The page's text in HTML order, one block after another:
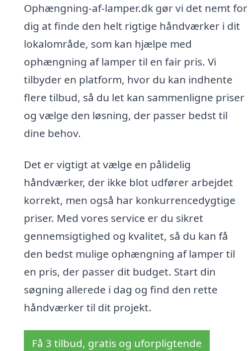
Ophængning-af-lamper.dk gør vi det nemt for
dig at finde den helt rigtige håndværker i dit
lokalområde, som kan hjælpe med
ophængning af lamper til en fair pris. Vi
tilbyder en platform, hvor du kan indhente
flere tilbud, så du let kan sammenligne priser
og vælge den løsning, der passer bedst til
dine behov.
Det er vigtigt at vælge en pålidelig
håndværker, der ikke blot udfører arbejdet
korrekt, men også har konkurrencedygtige
priser. Med vores service er du sikret
gennemsigtighed og kvalitet, så du kan få
den bedst mulige ophængning af lamper til
en pris, der passer dit budget. Start din
søgning allerede i dag og find den rette
håndværker til dit projekt.
Få 3 tilbud, gratis og uforpligtende